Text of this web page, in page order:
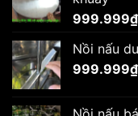
999.999₫
Nồi nấu
999.999₫